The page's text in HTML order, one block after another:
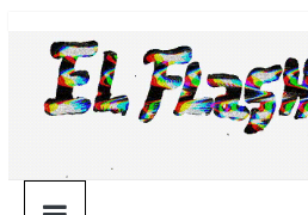
contenido
¯\_(ツ)_/
¯